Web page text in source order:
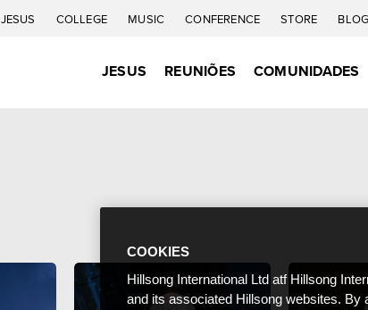
JESUS COLLEGE MUSIC CONFERENCE STORE BLOG
JESUS REUNIÕES COMUNIDADES
COOKIES
Hillsong International Ltd atf Hillsong
and its associated Hillsong websites. By